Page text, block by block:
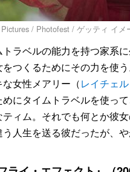
Pictures / Photofest / ゲッティ イメ
ラベルの能力を持つ家系
をつくるためにその力を使
な女性メアリー（レイチェ
にタイムトラベルを使っ
ティム。それでも何とか彼
う人生を送る彼だったが、